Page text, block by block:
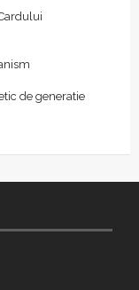
de generatie